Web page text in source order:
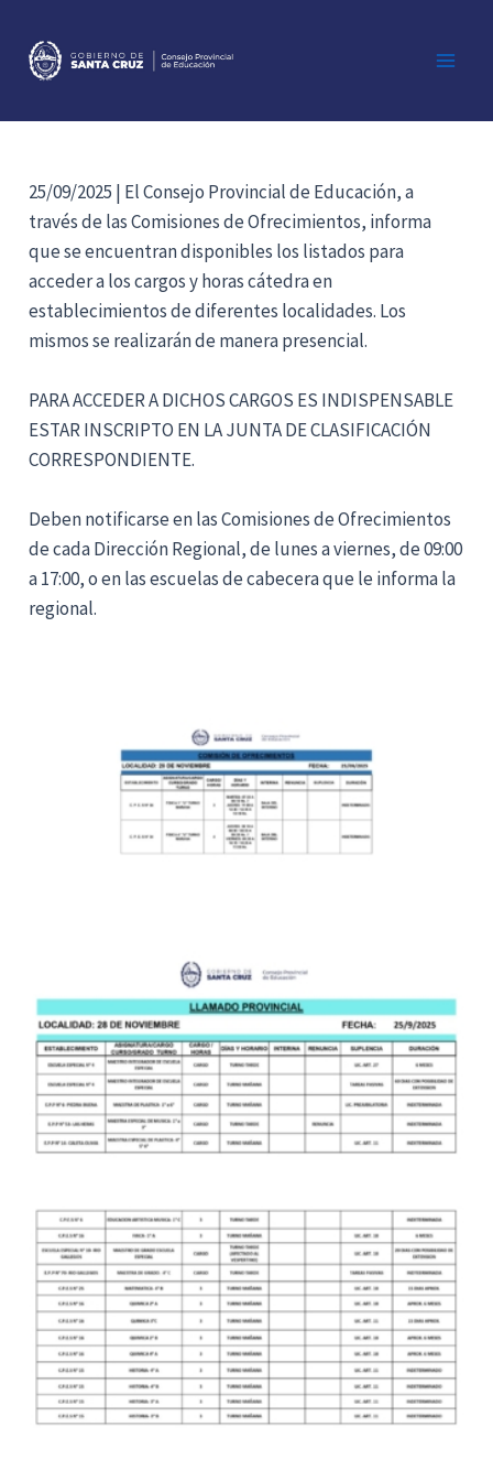
contenido
25/09/2025 | El Consejo Provincial de Educación, a
través de las Comisiones de Ofrecimientos, informa
que se encuentran disponibles los listados para
acceder a los cargos y horas cátedra en
establecimientos de diferentes localidades. Los
mismos se realizarán de manera presencial.
PARA ACCEDER A DICHOS CARGOS ES INDISPENSABLE
ESTAR INSCRIPTO EN LA JUNTA DE CLASIFICACIÓN
CORRESPONDIENTE.
Deben notificarse en las Comisiones de Ofrecimientos
de cada Dirección Regional, de lunes a viernes, de 09:00
a 17:00, o en las escuelas de cabecera que le informa la
regional.